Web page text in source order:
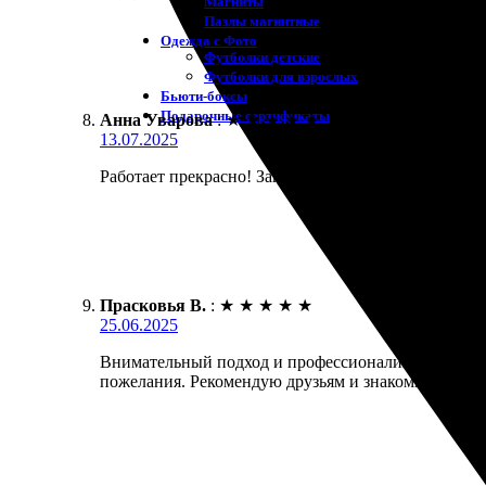
Пазлы магнитные
Одежда с Фото
Футболки детские
Футболки для взрослых
Бьюти-боксы
Подарочные сертификаты
Анна Уварова : ★ ★ ★ ★ ★
13.07.2025
Работает прекрасно! Заказала настольные
Прасковья В. : ★ ★ ★ ★ ★
25.06.2025
Внимательный подход и профессионализм
пожелания. Рекомендую друзьям и знакомым!